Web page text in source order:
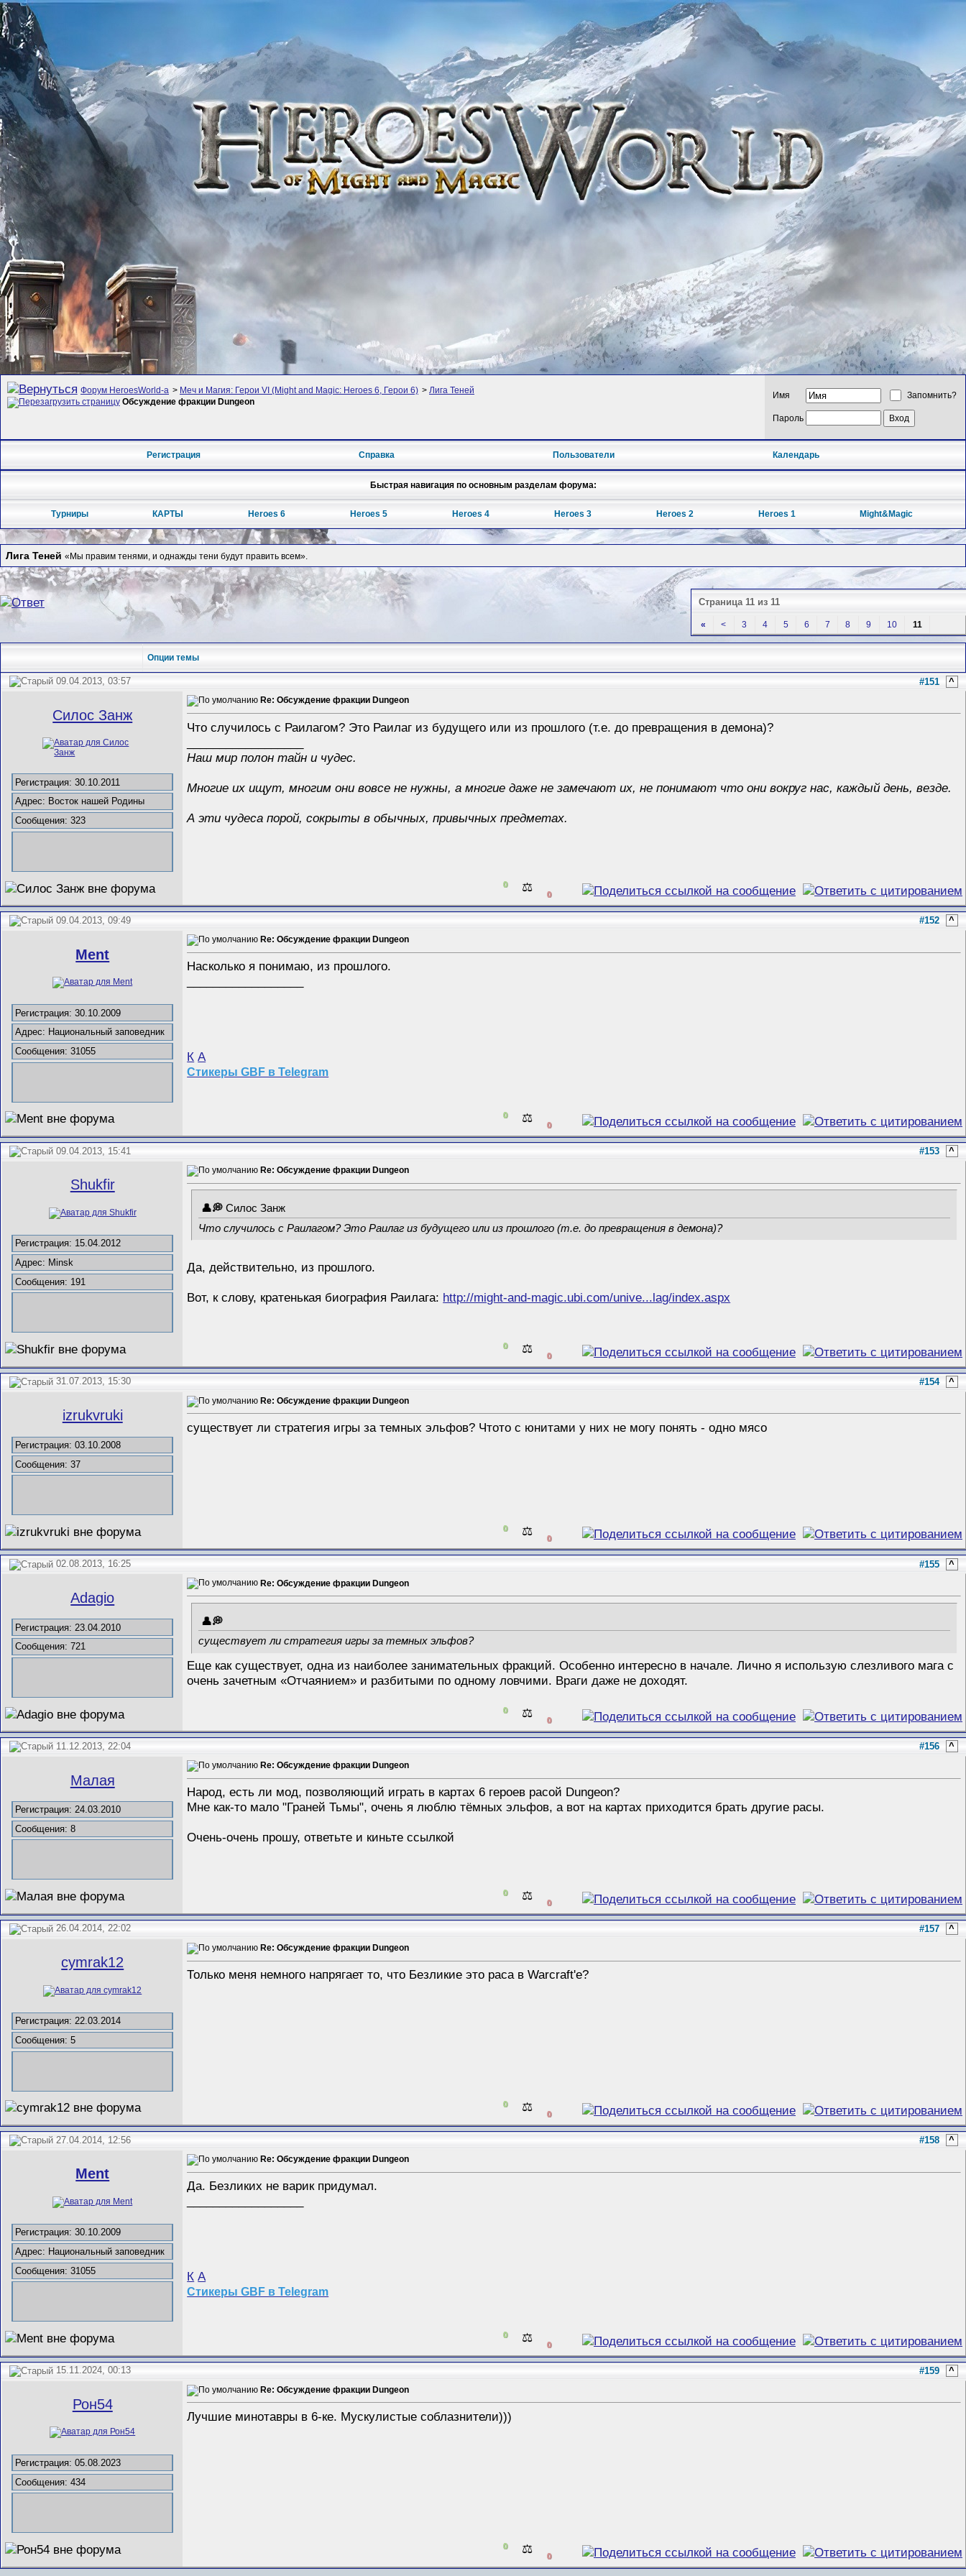
Форум HeroesWorld-а > Меч и Магия: Герои VI (Might and Magic: Heroes 6, Герои 6) > Лига Теней
Обсуждение фракции Dungeon
Имя Запомнить?
Пароль
Регистрация Справка Пользователи Календарь
Быстрая навигация по основным разделам форума:
Турниры КАРТЫ Heroes 6 Heroes 5 Heroes 4 Heroes 3 Heroes 2 Heroes 1 Might&Magic
Лига Теней «Мы правим тенями, и однажды тени будут править всем».
Страница 11 из 11
« < 3 4 5 6 7 8 9 10 11
Опции темы
09.04.2013, 03:57 #151 ^
Силос Занж
Регистрация: 30.10.2011
Адрес: Восток нашей Родины
Сообщения: 323
Re: Обсуждение фракции Dungeon
Что случилось с Раилагом? Это Раилаг из будущего или из прошлого (т.е. до превращения в демона)?
Наш мир полон тайн и чудес.
Многие их ищут, многим они вовсе не нужны, а многие даже не замечают их, не понимают что они вокруг нас, каждый день, везде.
А эти чудеса порой, сокрыты в обычных, привычных предметах.
0 ⚖️ 0
09.04.2013, 09:49 #152 ^
Ment
Регистрация: 30.10.2009
Адрес: Национальный заповедник
Сообщения: 31055
Re: Обсуждение фракции Dungeon
Насколько я понимаю, из прошлого.
К А
Стикеры GBF в Telegram
0 ⚖️ 0
09.04.2013, 15:41 #153 ^
Shukfir
Регистрация: 15.04.2012
Адрес: Minsk
Сообщения: 191
Re: Обсуждение фракции Dungeon
Силос Занж
Что случилось с Раилагом? Это Раилаг из будущего или из прошлого (т.е. до превращения в демона)?
Да, действительно, из прошлого.
Вот, к слову, кратенькая биография Раилага: http://might-and-magic.ubi.com/unive...lag/index.aspx
0 ⚖️ 0
31.07.2013, 15:30 #154 ^
izrukvruki
Регистрация: 03.10.2008
Сообщения: 37
Re: Обсуждение фракции Dungeon
существует ли стратегия игры за темных эльфов? Чтото с юнитами у них не могу понять - одно мясо
0 ⚖️ 0
02.08.2013, 16:25 #155 ^
Adagio
Регистрация: 23.04.2010
Сообщения: 721
Re: Обсуждение фракции Dungeon
существует ли стратегия игры за темных эльфов?
Еще как существует, одна из наиболее занимательных фракций. Особенно интересно в начале. Лично я использую слезливого мага с
очень зачетным «Отчаянием» и разбитыми по одному ловчими. Враги даже не доходят.
0 ⚖️ 0
11.12.2013, 22:04 #156 ^
Малая
Регистрация: 24.03.2010
Сообщения: 8
Re: Обсуждение фракции Dungeon
Народ, есть ли мод, позволяющий играть в картах 6 героев расой Dungeon?
Мне как-то мало "Граней Тьмы", очень я люблю тёмных эльфов, а вот на картах приходится брать другие расы.
Очень-очень прошу, ответьте и киньте ссылкой
0 ⚖️ 0
26.04.2014, 22:02 #157 ^
cymrak12
Регистрация: 22.03.2014
Сообщения: 5
Re: Обсуждение фракции Dungeon
Только меня немного напрягает то, что Безликие это раса в Warcraft'е?
0 ⚖️ 0
27.04.2014, 12:56 #158 ^
Ment
Регистрация: 30.10.2009
Адрес: Национальный заповедник
Сообщения: 31055
Re: Обсуждение фракции Dungeon
Да. Безликих не варик придумал.
К А
Стикеры GBF в Telegram
0 ⚖️ 0
15.11.2024, 00:13 #159 ^
Рон54
Регистрация: 05.08.2023
Сообщения: 434
Re: Обсуждение фракции Dungeon
Лучшие минотавры в 6-ке. Мускулистые соблазнители)))
0 ⚖️ 0